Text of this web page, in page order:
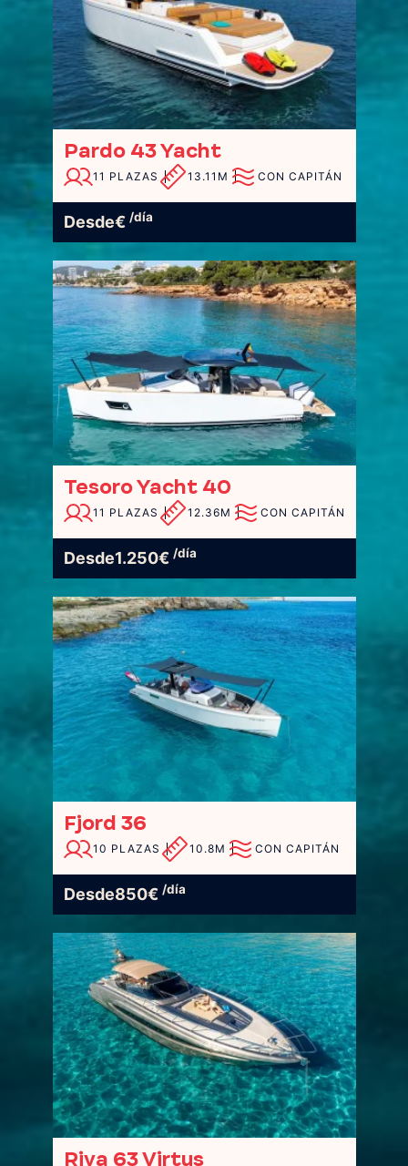
Pardo 43 Yacht
11 PLAZAS 13.11M CON CAPITÁN
Desde€ /día
Tesoro Yacht 40
11 PLAZAS 12.36M CON CAPITÁN
Desde1.250€ /día
Fjord 36
10 PLAZAS 10.8M CON CAPITÁN
Desde850€ /día
Riva 63 Virtus